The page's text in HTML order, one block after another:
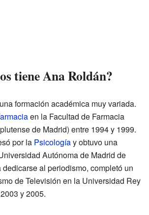
tiene Ana Roldán?
formación académica muy variada.
en la Facultad de Farmacia
de Madrid) entre 1994 y 1999.
por la Psicologíay obtuvo una
Autónoma de Madrid de
dedicarse al periodismo, completó un
de Televisión en la Universidad Rey
y 2005.